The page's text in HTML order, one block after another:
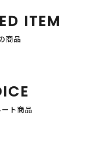
ITEM
商品
ト商品